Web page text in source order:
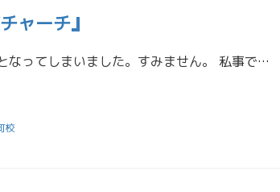
ャーチ』
東進高3担当の石山です。 久しぶりの投稿となってしまいました。すみません。 私事ですが、最近読書にハマっておりまして毎月それなりに本を読んでいます。 そこで今回は最近読んだ読書紹介をします。 今回紹介するのは朝井リョウ先 […]
校